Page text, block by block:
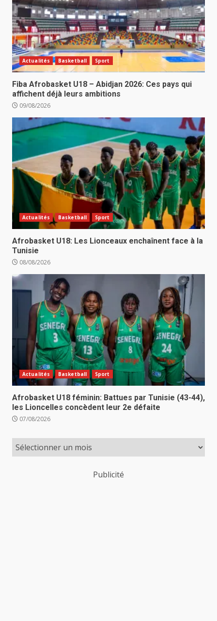
Actualités Basketball Sport
Fiba Afrobasket U18 – Abidjan 2026: Ces pays qui
affichent déjà leurs ambitions
09/08/2026
Actualités Basketball Sport
Afrobasket U18: Les Lionceaux enchaînent face à la
Tunisie
08/08/2026
Actualités Basketball Sport
Afrobasket U18 féminin: Battues par Tunisie (43-44),
les Lioncelles concèdent leur 2e défaite
07/08/2026
Publicité